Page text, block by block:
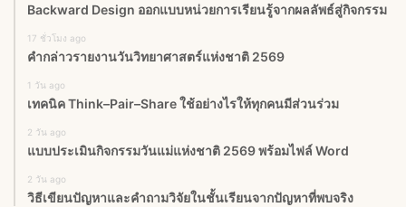
Backward Design ออกแบบหน่วยการเรียนรู้จากผลลัพธ์สู่กิจกรรม
17 ชั่วโมง ago
คำกล่าวรายงานวันวิทยาศาสตร์แห่งชาติ 2569
1 วัน ago
เทคนิค Think–Pair–Share ใช้อย่างไรให้ทุกคนมีส่วนร่วม
2 วัน ago
แบบประเมินกิจกรรมวันแม่แห่งชาติ 2569 พร้อมไฟล์ Word
2 วัน ago
วิธีเขียนปัญหาและคำถามวิจัยในชั้นเรียนจากปัญหาที่พบจริง